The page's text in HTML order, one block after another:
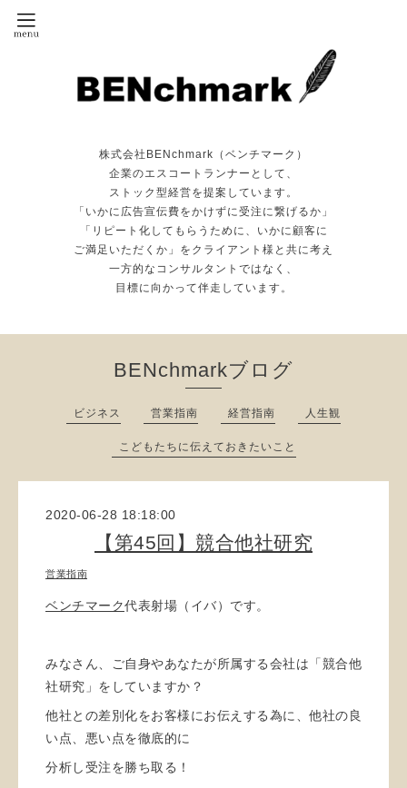
株式会社BENchmark（ベンチマーク）
企業のエスコートランナーとして、
ストック型経営を提案しています。
「いかに広告宣伝費をかけずに受注に繋げるか」
「リピート化してもらうために、いかに顧客に
ご満足いただくか」をクライアント様と共に考え
一方的なコンサルタントではなく、
目標に向かって伴走しています。
BENchmarkブログ
ビジネス 営業指南 経営指南 人生観
こどもたちに伝えておきたいこと
2020-06-28 18:18:00
【第45回】競合他社研究
営業指南
ベンチマーク代表射場（イバ）です。
みなさん、ご自身やあなたが所属する会社は「競合他
社研究」をしていますか？
他社との差別化をお客様にお伝えする為に、他社の良
い点、悪い点を徹底的に
分析し受注を勝ち取る！